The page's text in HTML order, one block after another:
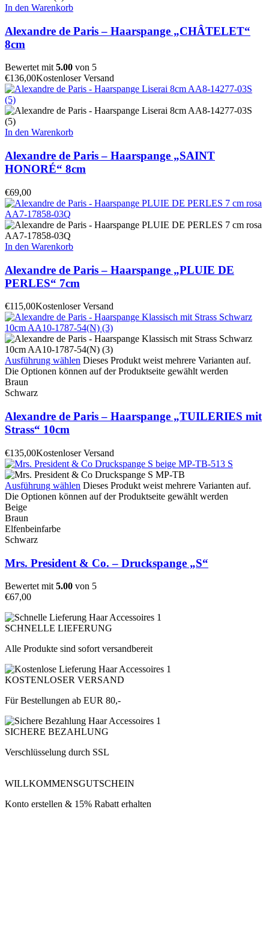
In den Warenkorb
Alexandre de Paris – Haarspange „CHÂTELET“
8cm
Bewertet mit5.00 von 5
€136,00Kostenloser Versand
In den Warenkorb
Alexandre de Paris – Haarspange „SAINT
HONORÉ“ 8cm
€69,00
In den Warenkorb
Alexandre de Paris – Haarspange „PLUIE DE
PERLES“ 7cm
€115,00Kostenloser Versand
Ausführung wählen Dieses Produkt weist mehrere Varianten auf.
Die Optionen können auf der Produktseite gewählt werden
Braun
Schwarz
Alexandre de Paris – Haarspange „TUILERIES mit
Strass“ 10cm
€135,00Kostenloser Versand
Ausführung wählen Dieses Produkt weist mehrere Varianten auf.
Die Optionen können auf der Produktseite gewählt werden
Beige
Braun
Elfenbeinfarbe
Schwarz
Mrs. President & Co. – Druckspange „S“
Bewertet mit 5.00 von 5
€67,00
SCHNELLE LIEFERUNG
Alle Produkte sind sofort versandbereit
KOSTENLOSER VERSAND
Für Bestellungen ab EUR 80,-
SICHERE BEZAHLUNG
Verschlüsselung durch SSL
WILLKOMMENSGUTSCHEIN
Konto erstellen & 15% Rabatt erhalten